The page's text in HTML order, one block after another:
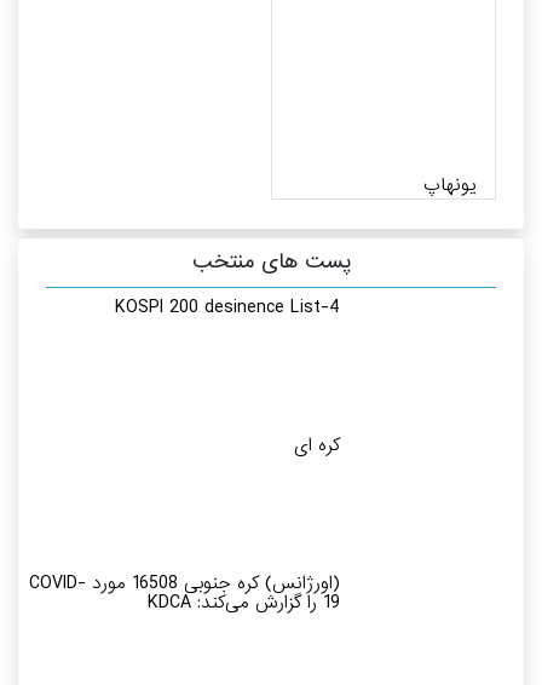
یونهاپ
پست های منتخب
KOSPI 200 desinence List-4
کره ای
(اورژانس) کره جنوبی 16508 مورد COVID-
19 را گزارش می‌کند: KDCA